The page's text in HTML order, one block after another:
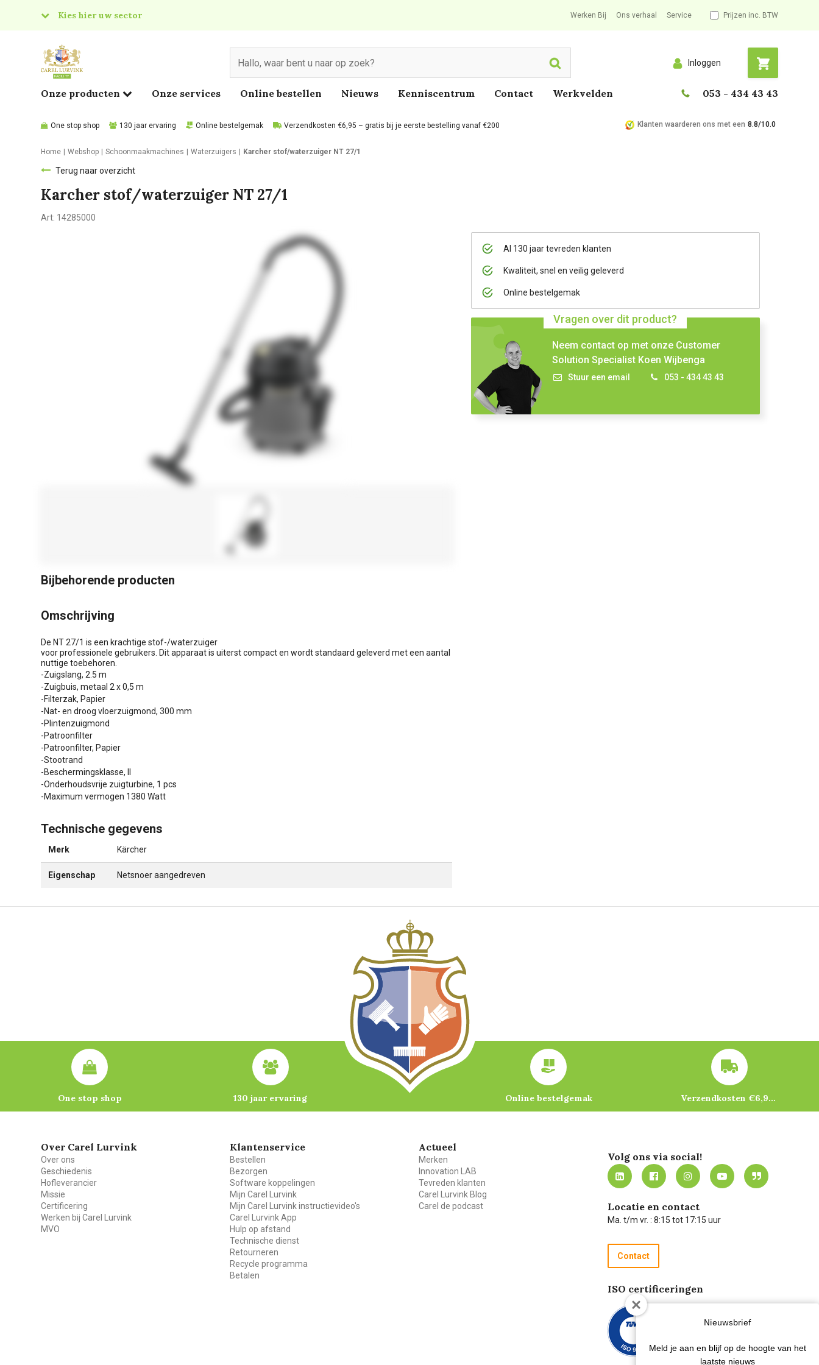
Kies hier uw sector
Food
Werken Bij Ons verhaal Service Prijzen inc. BTW
Search Inloggen
Onze producten Onze services Online bestellen Nieuws Kenniscentrum Contact Werkvelden 053 - 434 43 43
One stop shop 130 jaar ervaring Online bestelgemak Verzendkosten €6,95 – gratis bij je eerste bestelling vanaf €200 Klanten waarderen ons met een 8.8/10.0
Home Webshop Schoonmaakmachines Waterzuigers Karcher stof/waterzuiger NT 27/1
Terug naar overzicht
Karcher stof/waterzuiger NT 27/1
Art: 14285000
Al 130 jaar tevreden klanten
Kwaliteit, snel en veilig geleverd
Online bestelgemak
Vragen over dit product?
Neem contact op met onze Customer
Solution Specialist Koen Wijbenga
Stuur een email 053 - 434 43 43
Bijbehorende producten
Omschrijving
De NT 27/1 is een krachtige stof-/waterzuiger
voor professionele gebruikers. Dit apparaat is uiterst compact en wordt standaard geleverd met een aantal
nuttige toebehoren.
-Zuigslang, 2.5 m
-Zuigbuis, metaal 2 x 0,5 m
-Filterzak, Papier
-Nat- en droog vloerzuigmond, 300 mm
-Plintenzuigmond
-Patroonfilter
-Patroonfilter, Papier
-Stootrand
-Beschermingsklasse, II
-Onderhoudsvrije zuigturbine, 1 pcs
-Maximum vermogen 1380 Watt
Technische gegevens
Merk Kärcher
Eigenschap Netsnoer aangedreven
One stop shop 130 jaar ervaring Online bestelgemak Verzendkosten €6,95 – gratis bij je eerste bestelling vanaf €200
Over Carel Lurvink
Over ons
Geschiedenis
Hofleverancier
Missie
Certificering
Werken bij Carel Lurvink
MVO
Klantenservice
Bestellen
Bezorgen
Software koppelingen
Mijn Carel Lurvink
Mijn Carel Lurvink instructievideo's
Carel Lurvink App
Hulp op afstand
Technische dienst
Retourneren
Recycle programma
Betalen
Actueel
Merken
Innovation LAB
Tevreden klanten
Carel Lurvink Blog
Carel de podcast
Volg ons via social!
Locatie en contact
Ma. t/m vr. : 8:15 tot 17:15 uur
Contact
ISO certificeringen
Nieuwsbrief
Meld je aan en blijf op de hoogte van het
laatste nieuws